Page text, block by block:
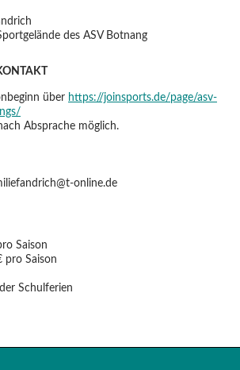
des ASV Botnang
über https://joinsports.de/page/asv-
Absprache möglich.
online.de
Saison
pro Saison
Schulferien